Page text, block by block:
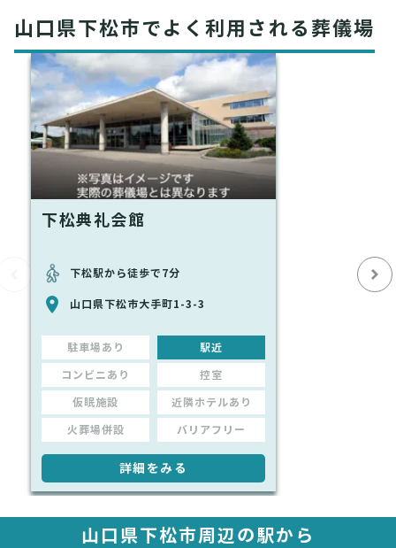
山口県下松市でよく利用される葬儀場
下松典礼会館
下松駅から徒歩で7分
山口県下松市大手町1-3-3
駐車場あり 駅近
コンビニあり 控室
仮眠施設 近隣ホテルあり
火葬場併設 バリアフリー
詳細をみる
山口県下松市周辺の駅から